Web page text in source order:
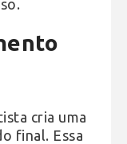
cria uma
final. Essa